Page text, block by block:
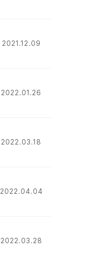
2021.12.09
2022.01.26
2022.03.18
2022.04.04
2022.03.28